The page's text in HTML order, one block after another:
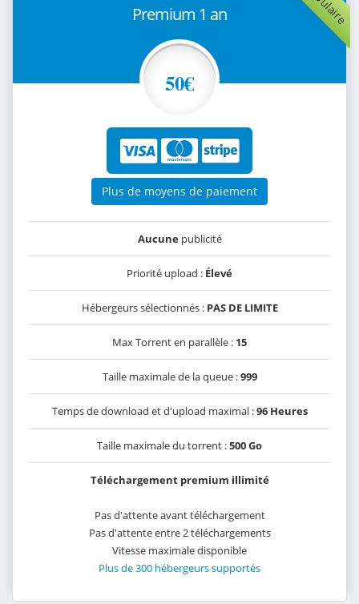
Premium 1 an
50€
Plus de moyens de paiement
Aucunepublicité
Priorité upload : Élevé
Hébergeurs sélectionnés : PAS DE LIMITE
Max Torrent en parallèle : 15
Taille maximale de la queue :999
Temps de download et d'upload maximal :96 Heures
Taille maximale du torrent :500 Go
Téléchargement premium illimité
Pas d'attente avant téléchargement
Pas d'attente entre 2 téléchargements
Vitesse maximale disponible
Plus de 300 hébergeurs supportés